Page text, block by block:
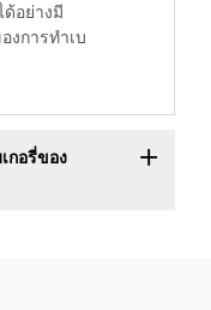
อย่างมี
การทำเบ
กอรี่ของ